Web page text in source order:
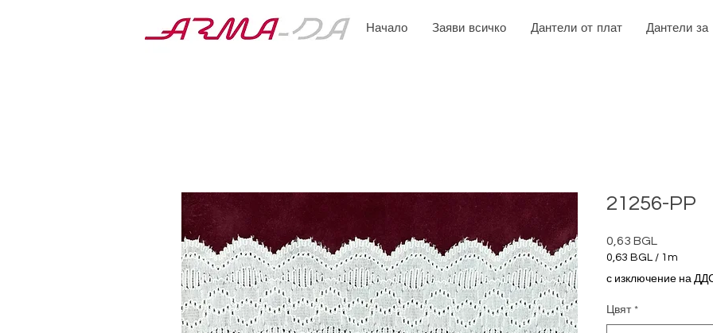
Начало Заяви всичко Дантели от плат Дантели за
21256-PP
0,63 BGL
0,63 BGL / 1m
1
Метър
с изключение на
Цвят *